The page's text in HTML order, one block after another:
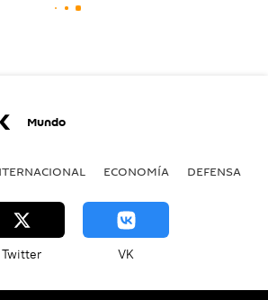
Mundo
ECONOMÍA DEFENSA
Twitter VK